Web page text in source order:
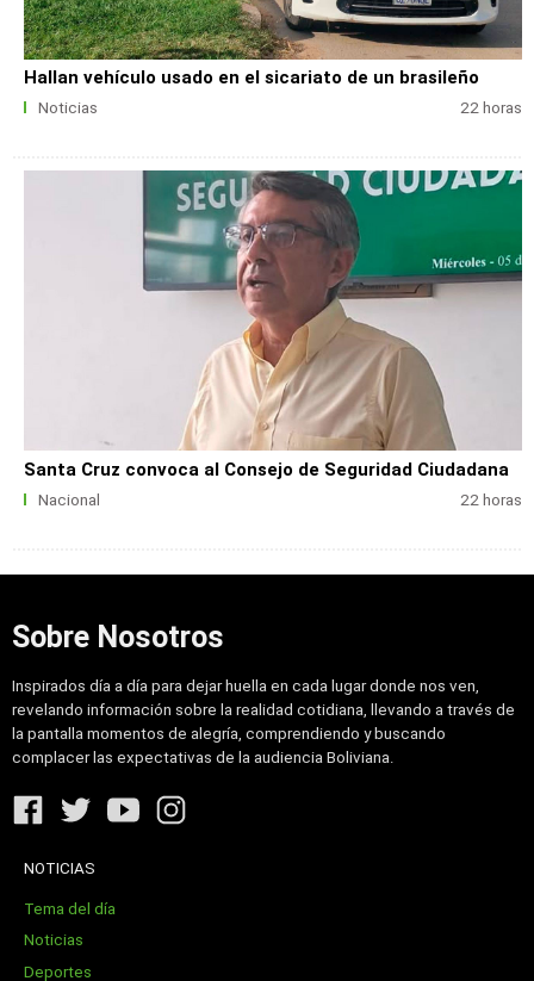
Hallan vehículo usado en el sicariato de un brasileño
Noticias 22 horas
Santa Cruz convoca al Consejo de Seguridad Ciudadana
Nacional 22 horas
Sobre Nosotros
Inspirados día a día para dejar huella en cada lugar donde nos ven,
revelando información sobre la realidad cotidiana, llevando a través de
la pantalla momentos de alegría, comprendiendo y buscando
complacer las expectativas de la audiencia Boliviana.
NOTICIAS
Tema del día
Noticias
Deportes